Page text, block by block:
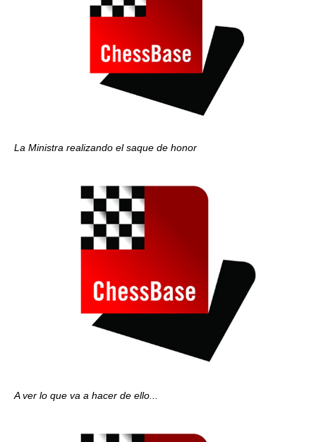
La Ministra realizando el saque de honor
A ver lo que va a hacer de ello...